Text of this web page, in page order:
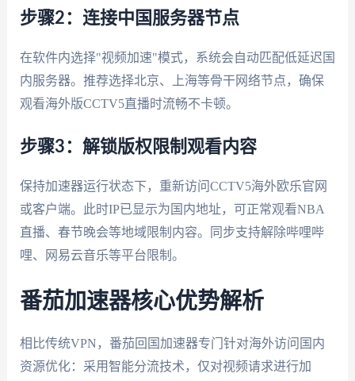
步骤2：连接中国服务器节点
在软件内选择"视频加速"模式，系统会自动匹配低延迟国
内服务器。推荐选择北京、上海等骨干网络节点，确保
观看海外版CCTV5直播时流畅不卡顿。
步骤3：解锁版权限制观看内容
保持加速器运行状态下，重新访问CCTV5海外欧乐官网
或客户端。此时IP已显示为国内地址，可正常观看NBA
直播、春节晚会等地域限制内容。同步支持解除哔哩哔
哩、网易云音乐等平台限制。
番茄加速器核心优势解析
相比传统VPN，番茄回国加速器专门针对海外访问国内
资源优化：采用智能分流技术，仅对视频请求进行加